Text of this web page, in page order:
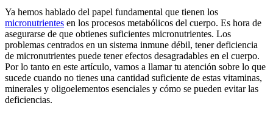
Ya hemos hablado del papel fundamental que tienen los
micronutrientes en los procesos metabólicos del cuerpo. Es hora de
asegurarse de que obtienes suficientes micronutrientes. Los
problemas centrados en un sistema inmune débil, tener deficiencia
de micronutrientes puede tener efectos desagradables en el cuerpo.
Por lo tanto en este artículo, vamos a llamar tu atención sobre lo que
sucede cuando no tienes una cantidad suficiente de estas vitaminas,
minerales y oligoelementos esenciales y cómo se pueden evitar las
deficiencias.